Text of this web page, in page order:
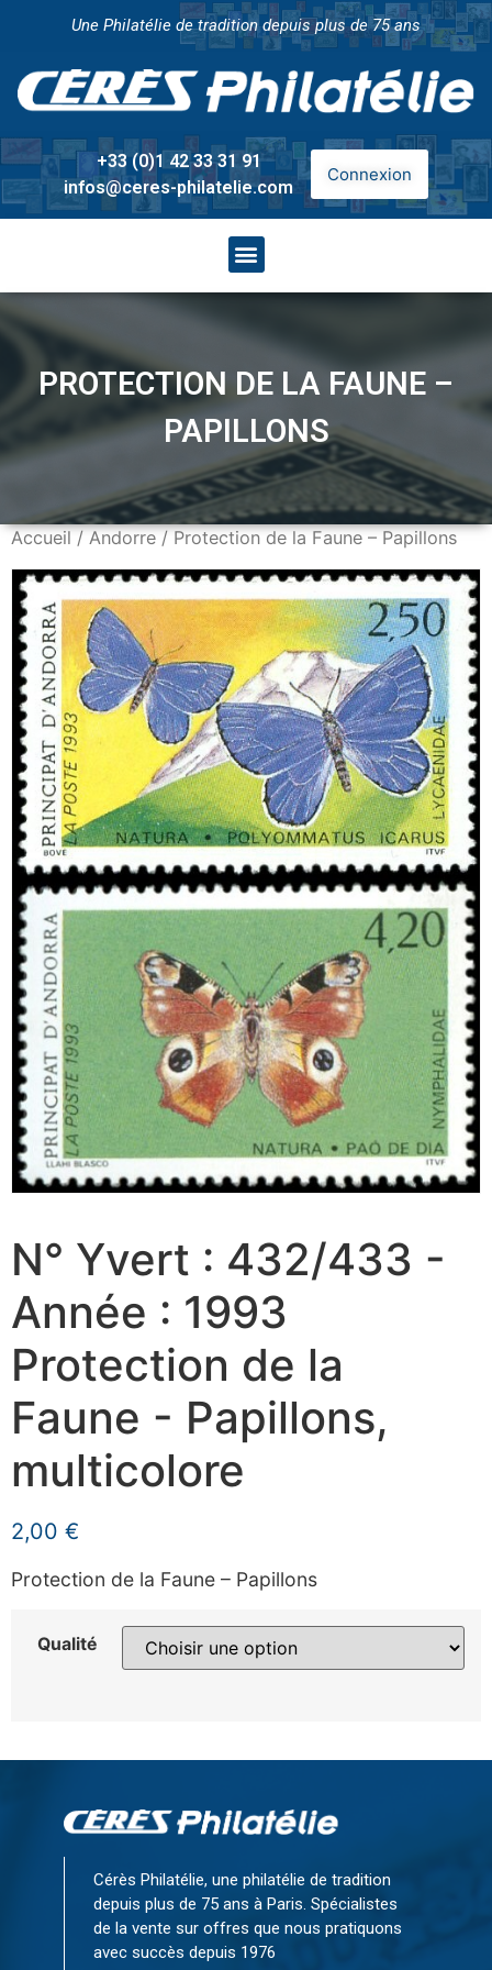
Une Philatélie de tradition depuis plus de 75 ans
+33 (0)1 42 33 31 91
infos@ceres-philatelie.com
Connexion
PROTECTION DE LA FAUNE –
PAPILLONS
Accueil/Andorre/ Protection de la Faune – Papillons
N° Yvert : 432/433 -
Année : 1993
Protection de la
Faune - Papillons,
multicolore
2,00 €
Protection de la Faune – Papillons
Qualité
Cérès Philatélie, une philatélie de tradition
depuis plus de 75 ans à Paris. Spécialistes
de la vente sur offres que nous pratiquons
avec succès depuis 1976